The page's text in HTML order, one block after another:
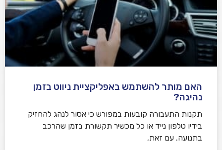
האם מותר להשתמש באפליקציית ניווט בזמן
נהיגה?
תקנות התעבורה קובעות במפורש כי אסור לנהג להחזיק
בידיו טלפון נייד או כל מכשיר תקשורת בזמן שהרכב
בתנועה. עם זאת,